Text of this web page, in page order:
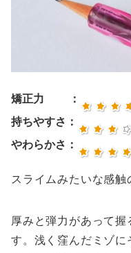
矯正力 ：
持ちやすさ：
やわらかさ：
スライムみたいな感触
厚みと弾力があって
す。浅く窪んだミゾに